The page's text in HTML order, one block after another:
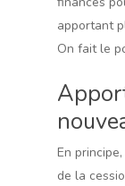
apportant
On fait le
En
de la